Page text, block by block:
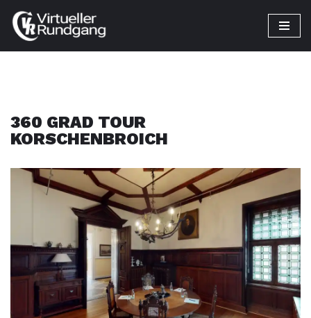
Zum
Inhalt
360 GRAD TOUR
KORSCHENBROICH